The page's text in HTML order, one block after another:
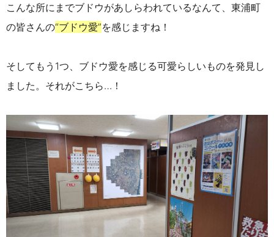
こんな所にまでブドウがあしらわれているなんて、東浦町
の皆さんの“ブドウ愛”を感じますね！
そしてもう1つ、ブドウ愛を感じる可愛らしいものを発見し
ました。 それがこちら…！